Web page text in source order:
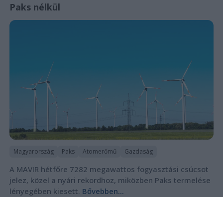
Paks nélkül
Magyarország Paks Atomerőmű Gazdaság
A MAVIR hétfőre 7282 megawattos fogyasztási csúcsot
jelez, közel a nyári rekordhoz, miközben Paks termelése
lényegében kiesett. Bővebben...